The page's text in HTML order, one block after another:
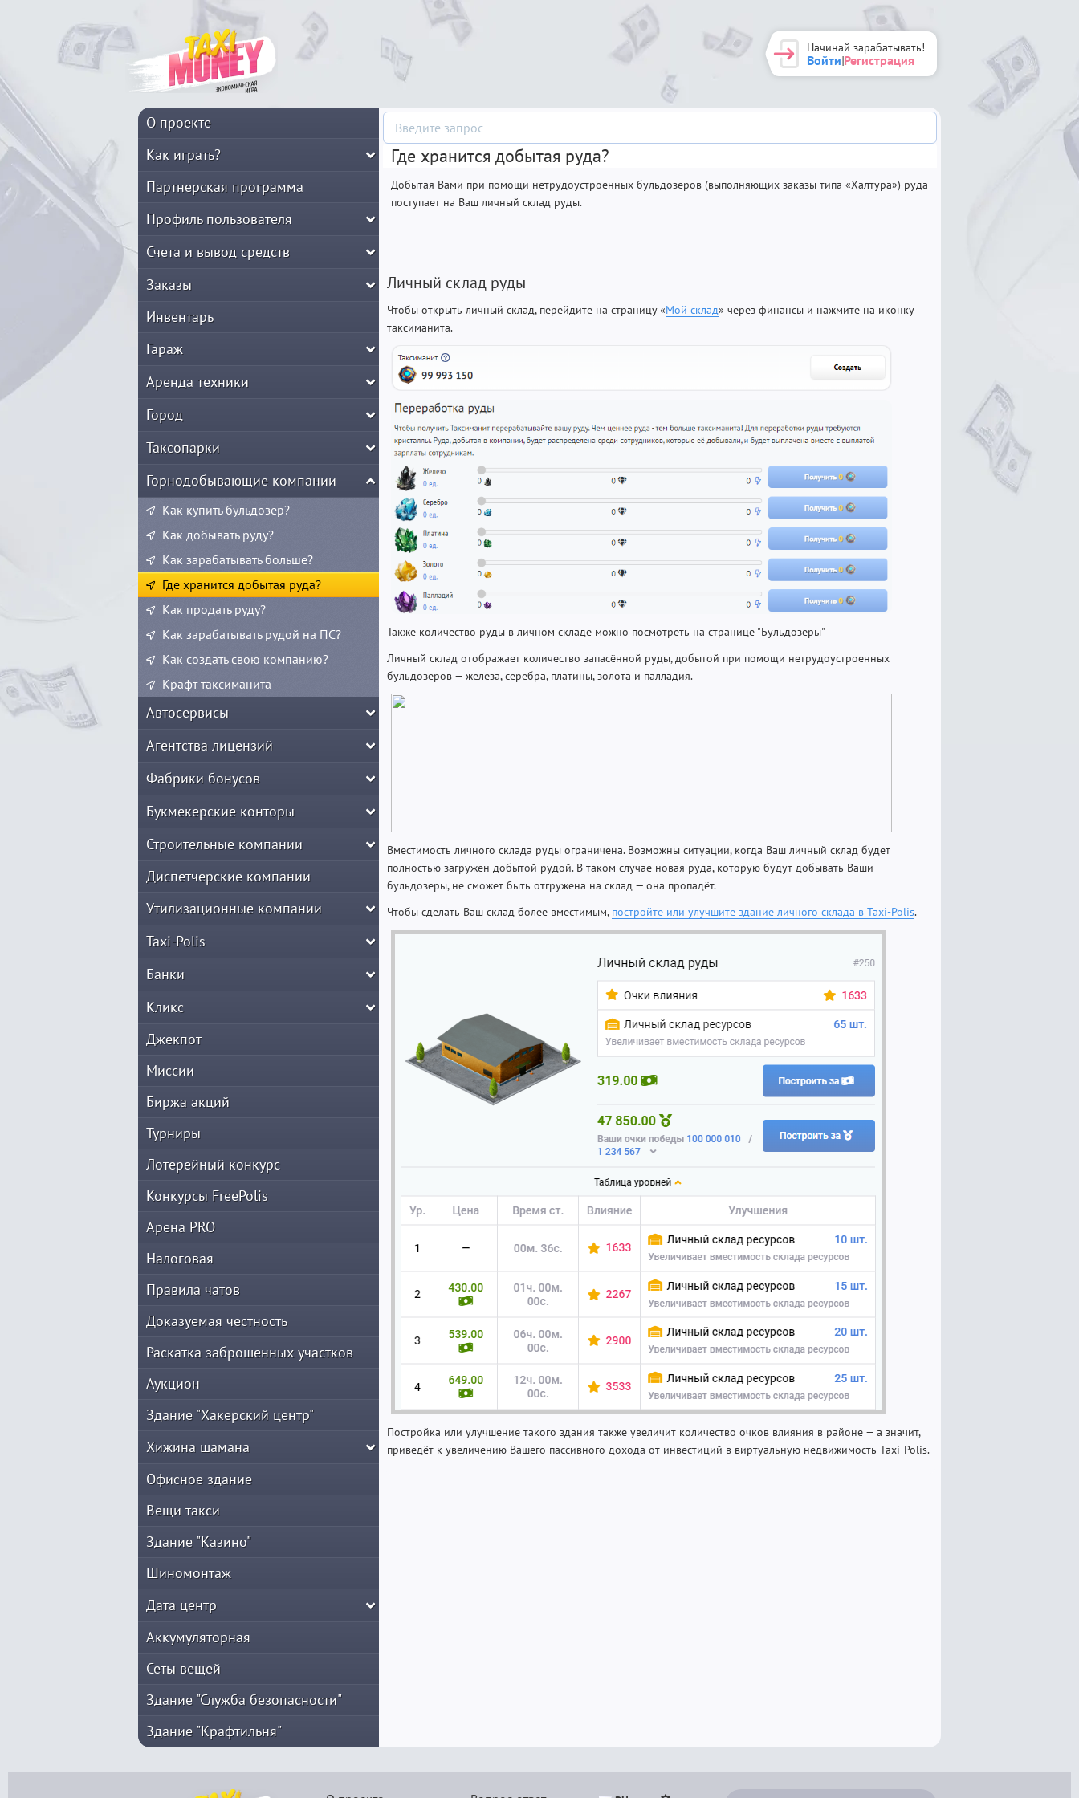
Начинай зарабатывать!
Войти|Регистрация
О проекте
Как играть?
Партнерская программа
Профиль пользователя
Счета и вывод средств
Заказы
Инвентарь
Гараж
Аренда техники
Город
Таксопарки
Горнодобывающие компании
Как купить бульдозер?
Как добывать руду?
Как зарабатывать больше?
Где хранится добытая руда?
Как продать руду?
Как зарабатывать рудой на ПС?
Как создать свою компанию?
Крафт таксиманита
Автосервисы
Агентства лицензий
Фабрики бонусов
Букмекерские конторы
Строительные компании
Диспетчерские компании
Утилизационные компании
Taxi-Polis
Банки
Кликс
Джекпот
Миссии
Биржа акций
Турниры
Лотерейный конкурс
Конкурсы FreePolis
Арена PRO
Налоговая
Правила чатов
Доказуемая честность
Раскатка заброшенных участков
Аукцион
Здание "Хакерский центр"
Хижина шамана
Офисное здание
Вещи такси
Здание "Казино"
Шиномонтаж
Дата центр
Аккумуляторная
Сеты вещей
Здание "Служба безопасности"
Здание "Крафтильня"
Где хранится добытая руда?
Добытая Вами при помощи нетрудоустроенных бульдозеров (выполняющих заказы типа «Халтура») руда
поступает на Ваш личный склад руды.
Личный склад руды
Чтобы открыть личный склад, перейдите на страницу «Мой склад» через финансы и нажмите на иконку
таксиманита.
Также количество руды в личном складе можно посмотреть на странице "Бульдозеры"
Личный склад отображает количество запасённой руды, добытой при помощи нетрудоустроенных
бульдозеров — железа, серебра, платины, золота и палладия.
Вместимость личного склада руды ограничена. Возможны ситуации, когда Ваш личный склад будет
полностью загружен добытой рудой. В таком случае новая руда, которую будут добывать Ваши
бульдозеры, не сможет быть отгружена на склад — она пропадёт.
Чтобы сделать Ваш склад более вместимым, постройте или улучшите здание личного склада в Taxi-Polis.
Постройка или улучшение такого здания также увеличит количество очков влияния в районе — а значит,
приведёт к увеличению Вашего пассивного дохода от инвестиций в виртуальную недвижимость Taxi-Polis.